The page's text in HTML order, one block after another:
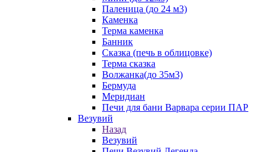
Паленица (до 24 м3)
Каменка
Терма каменка
Банник
Сказка (печь в облицовке)
Терма сказка
Волжанка(до 35м3)
Бермуда
Меридиан
Печи для бани Варвара серии ПАР
Везувий
Назад
Везувий